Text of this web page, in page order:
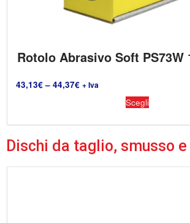
Rotolo Abrasivo Soft PS73W
43,13€– 44,37€ + Iva
Scegli
Dischi da taglio, smusso